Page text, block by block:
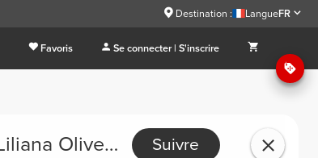
Destination : LangueFR
Favoris Se connecter | S'inscrire
Liliana Oliveira Suivre